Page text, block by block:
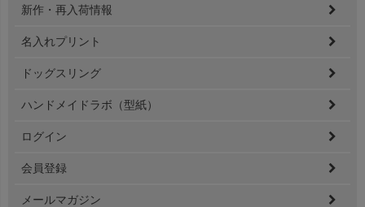
新作・再入荷情報
名入れプリント
ドッグスリング
ハンドメイドラボ（型紙）
ログイン
会員登録
メールマガジン